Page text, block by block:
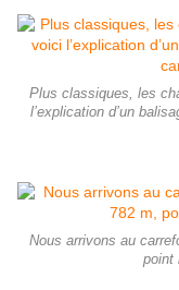
Plus classiques, les
l’explication d’un
Nous arrivons au
point